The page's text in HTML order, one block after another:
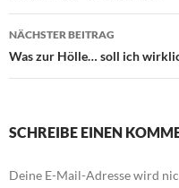
NÄCHSTER BEITRAG
Was zur Hölle… soll ich
SCHREIBE EINEN
Deine E-Mail-Adresse wird